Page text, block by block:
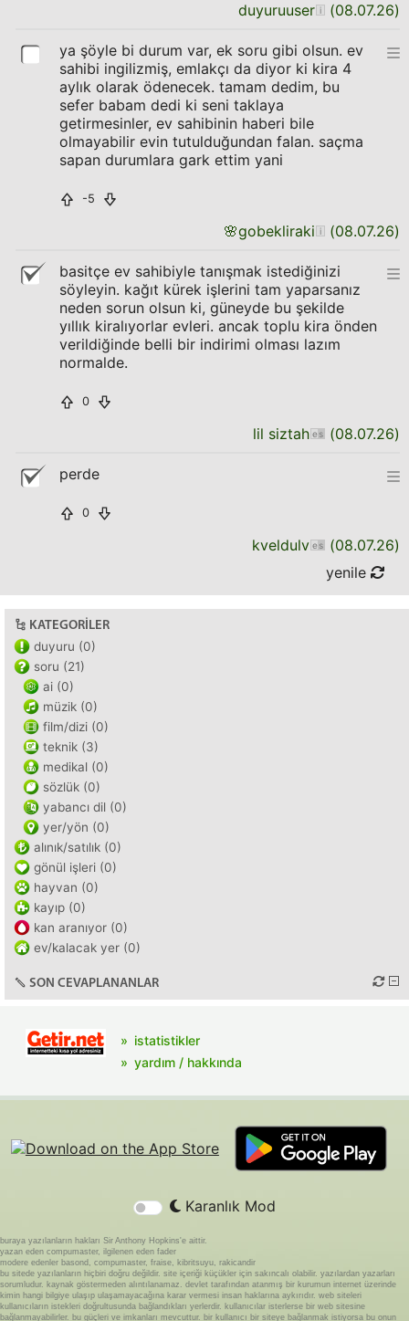
duyuruuser (08.07.26)
ya şöyle bi durum var, ek soru gibi olsun. ev
sahibi ingilizmiş, emlakçı da diyor ki kira 4
aylık olarak ödenecek. tamam dedim, bu
sefer babam dedi ki seni taklaya
getirmesinler, ev sahibinin haberi bile
olmayabilir evin tutulduğundan falan. saçma
sapan durumlara gark ettim yani
-5
🌸gobekliraki (08.07.26)
basitçe ev sahibiyle tanışmak istediğinizi
söyleyin. kağıt kürek işlerini tam yaparsanız
neden sorun olsun ki, güneyde bu şekilde
yıllık kiralıyorlar evleri. ancak toplu kira önden
verildiğinde belli bir indirimi olması lazım
normalde.
0
lil siztah (08.07.26)
perde
0
kveldulv (08.07.26)
yenile
KATEGORILER
duyuru (0)
soru (21)
ai (0)
müzik (0)
film/dizi (0)
teknik (3)
medikal (0)
sözlük (0)
yabancı dil (0)
yer/yön (0)
alınık/satılık (0)
gönül işleri (0)
hayvan (0)
kayıp (0)
kan aranıyor (0)
ev/kalacak yer (0)
SON CEVAPLANANLAR
istatistikler
yardım / hakkında
Karanlık Mod
buraya yazılanların hakları Sir Anthony Hopkins'e aittir.
yazan eden compumaster, ilgilenen eden fader
modere edenler basond, compumaster, fraise, kibritsuyu, rakicandir
bu sitede yazılanların hiçbiri doğru değildir. site içeriği küçükler için sakıncalı olabilir. yazılardan yazarları
sorumludur. kaynak göstermeden alıntılanamaz. devlet tarafından atanmış bir kurumun internet üzerinde
kimin hangi bilgiye ulaşıp ulaşamayacağına karar vermesi insan haklarına aykırıdır. web siteleri
kullanıcıların istekleri doğrultusunda bağlandıkları yerlerdir. kullanıcılar isterlerse bir web sitesine
bağlanmayabilirler. bu güçleri ve imkanları mevcuttur. bir kullanıcı bir siteye bağlanmak istiyorsa bu onun